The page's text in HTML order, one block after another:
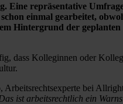
Eine repräsentative
einmal gearbeitet,
Hintergrund der
dass Kolleginnen oder
Arbeitsrechtsexperte bei
ist arbeitsrechtlich ein